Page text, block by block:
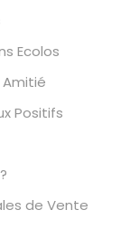
Ecolos
Positifs
de Vente